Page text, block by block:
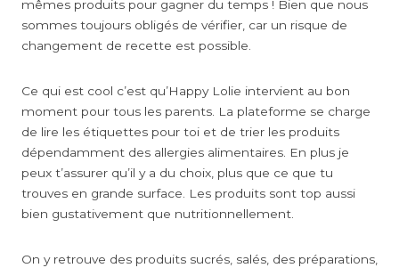
mêmes produits pour gagner du temps ! Bien que nous
sommes toujours obligés de vérifier, car un risque de
changement de recette est possible.
Ce qui est cool c’est qu’Happy Lolie intervient au bon
moment pour tous les parents. La plateforme se charge
de lire les étiquettes pour toi et de trier les produits
dépendamment des allergies alimentaires. En plus je
peux t’assurer qu’il y a du choix, plus que ce que tu
trouves en grande surface. Les produits sont top aussi
bien gustativement que nutritionnellement.
On y retrouve des produits sucrés, salés, des préparations,